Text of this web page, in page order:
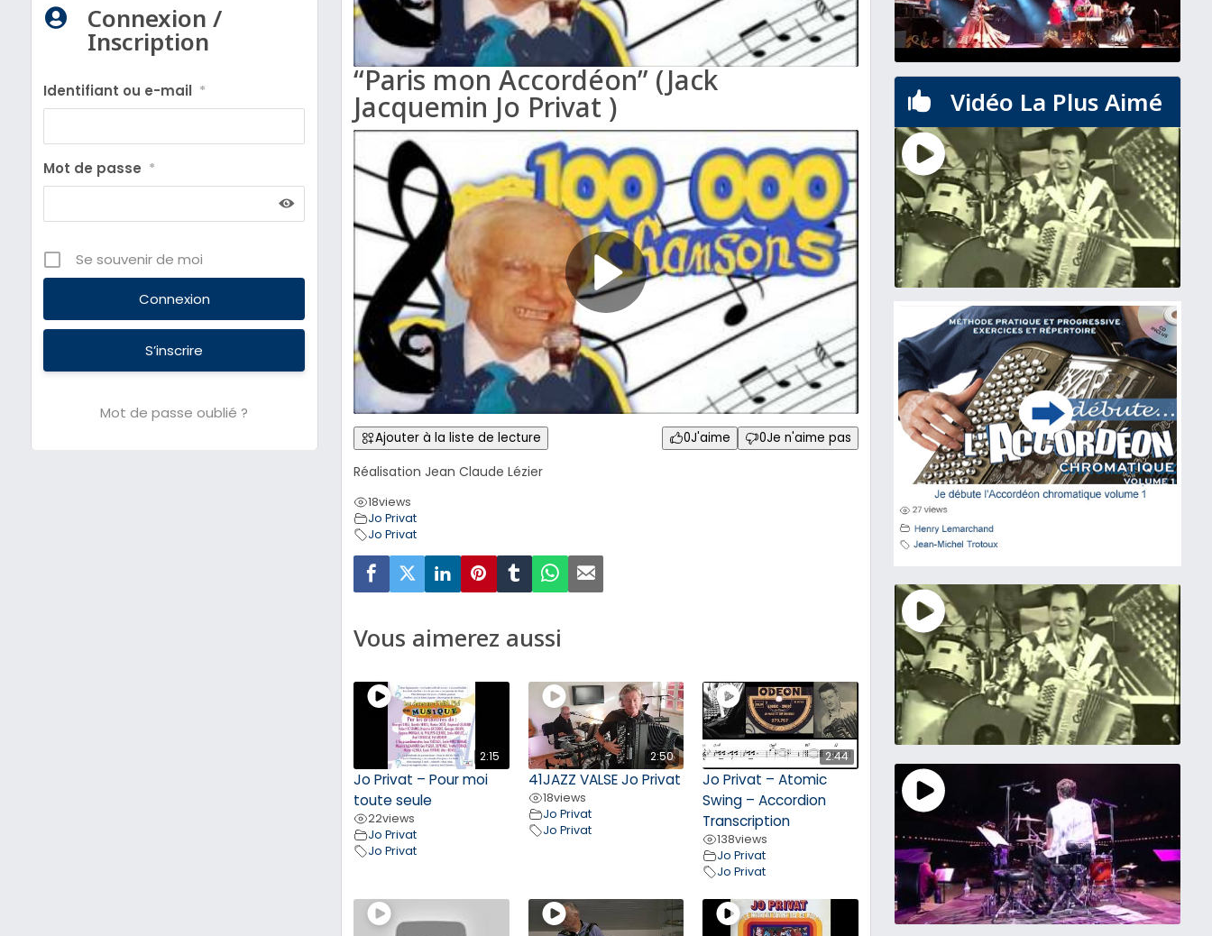
 Connexion /
Inscription
Identifiant ou e-mail *
Mot de passe *
Se souvenir de moi
S’inscrire
Mot de passe oublié ?
“Paris mon Accordéon” (Jack
Jacquemin Jo Privat )
Ajouter à la liste de lecture 0J'aime 0Je n'aime pas
Réalisation Jean Claude Lézier
18views
Jo Privat
Jo Privat
Vous aimerez aussi
2:15
Jo Privat – Pour moi
toute seule
22views
Jo Privat
Jo Privat
2:50
41JAZZ VALSE Jo Privat
18views
Jo Privat
Jo Privat
2:44
Jo Privat – Atomic
Swing – Accordion
Transcription
138views
Jo Privat
Jo Privat
 Vidéo La Plus Aimé